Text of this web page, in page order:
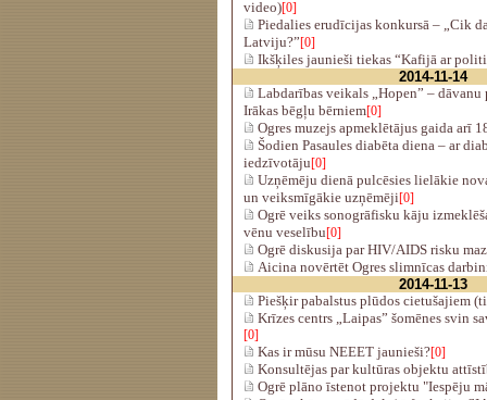
video)[0]
Piedalies erudīcijas konkursā – „Cik
Latviju?”[0]
Ikšķiles jaunieši tiekas “Kafijā ar
2014-11-14
Labdarības veikals „Hopen” – dāvanu
Irākas bēgļu bērniem[0]
Ogres muzejs apmeklētājus gaida arī
Šodien Pasaules diabēta diena – ar
iedzīvotāju[0]
Uzņēmēju dienā pulcēsies lielākie
un veiksmīgākie uzņēmēji[0]
Ogrē veiks sonogrāfisku kāju
vēnu veselību[0]
Ogrē diskusija par HIV/AIDS risku
Aicina novērtēt Ogres slimnīcas
2014-11-13
Piešķir pabalstus plūdos cietušajiem
Krīzes centrs „Laipas” šomēnes svin
[0]
Kas ir mūsu NEEET jaunieši?[0]
Konsultējas par kultūras objektu
Ogrē plāno īstenot projektu "Iespēju